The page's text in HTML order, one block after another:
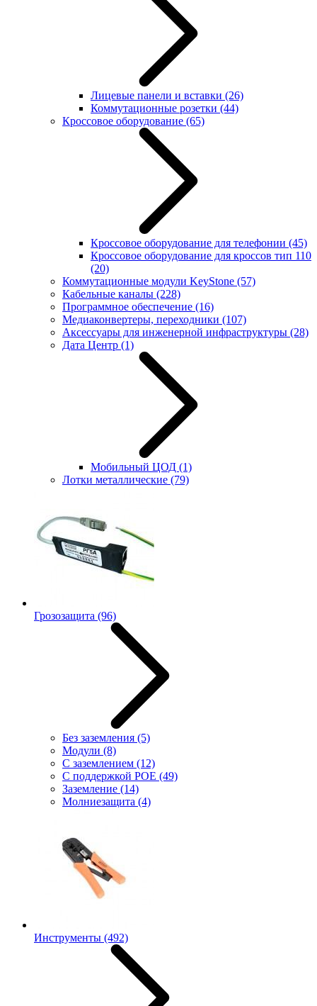
Лицевые панели и вставки (26)
Коммутационные розетки (44)
Кроссовое оборудование (65)
Кроссовое оборудование для телефонии (45)
Кроссовое оборудование для кроссов тип 110
(20)
Коммутационные модули KeyStone (57)
Кабельные каналы (228)
Программное обеспечение (16)
Медиаконвертеры, переходники (107)
Аксессуары для инженерной инфраструктуры (28)
Дата Центр (1)
Мобильный ЦОД (1)
Лотки металлические (79)
Грозозащита (96)
Без заземления (5)
Модули (8)
С заземлением (12)
С поддержкой POE (49)
Заземление (14)
Молниезащита (4)
Инструменты (492)